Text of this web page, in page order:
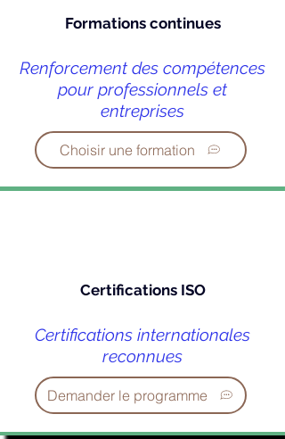
Formations continues
Renforcement des compétences
pour professionnels et
entreprises
Choisir une formation
Certifications ISO
Certifications internationales
reconnues
Demander le programme